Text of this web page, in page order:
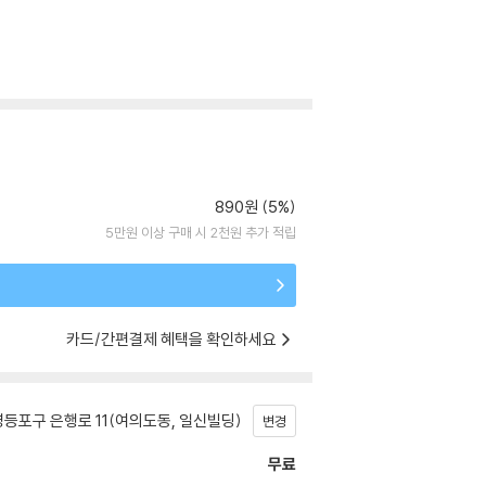
890원 (5%)
5만원 이상 구매 시 2천원 추가 적립
카드/간편결제 혜택을 확인하세요
포구 은행로 11(여의도동, 일신빌딩) 변경
무료